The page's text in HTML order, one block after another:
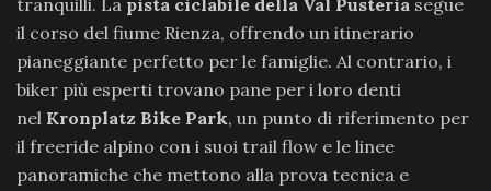
tranquilli. La pista ciclabile della Val Pusteria segue
il corso del fiume Rienza, offrendo un itinerario
pianeggiante perfetto per le famiglie. Al contrario, i
biker più esperti trovano pane per i loro denti
nel Kronplatz Bike Park, un punto di riferimento per
il freeride alpino con i suoi trail flow e le linee
panoramiche che mettono alla prova tecnica e